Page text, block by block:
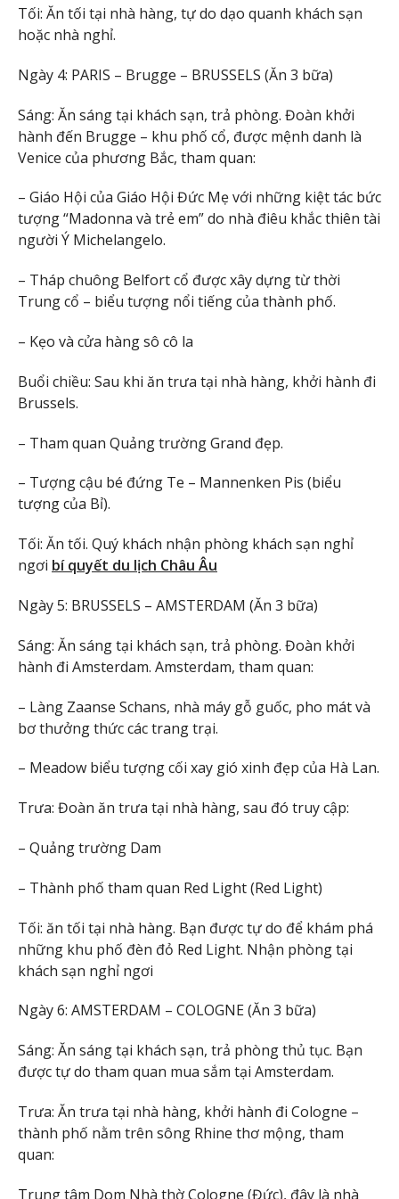
Tối: Ăn tối tại nhà hàng, tự do dạo quanh khách sạn
hoặc nhà nghỉ.
Ngày 4: PARIS – Brugge – BRUSSELS (Ăn 3 bữa)
Sáng: Ăn sáng tại khách sạn, trả phòng. Đoàn khởi
hành đến Brugge – khu phố cổ, được mệnh danh là
Venice của phương Bắc, tham quan:
– Giáo Hội của Giáo Hội Đức Mẹ với những kiệt tác bức
tượng “Madonna và trẻ em” do nhà điêu khắc thiên tài
người Ý Michelangelo.
– Tháp chuông Belfort cổ được xây dựng từ thời
Trung cổ – biểu tượng nổi tiếng của thành phố.
– Kẹo và cửa hàng sô cô la
Buổi chiều: Sau khi ăn trưa tại nhà hàng, khởi hành đi
Brussels.
– Tham quan Quảng trường Grand đẹp.
– Tượng cậu bé đứng Te – Mannenken Pis (biểu
tượng của Bỉ).
Tối: Ăn tối. Quý khách nhận phòng khách sạn nghỉ
ngơi bí quyết du lịch Châu Âu
Ngày 5: BRUSSELS – AMSTERDAM (Ăn 3 bữa)
Sáng: Ăn sáng tại khách sạn, trả phòng. Đoàn khởi
hành đi Amsterdam. Amsterdam, tham quan:
– Làng Zaanse Schans, nhà máy gỗ guốc, pho mát và
bơ thưởng thức các trang trại.
– Meadow biểu tượng cối xay gió xinh đẹp của Hà Lan.
Trưa: Đoàn ăn trưa tại nhà hàng, sau đó truy cập:
– Quảng trường Dam
– Thành phố tham quan Red Light (Red Light)
Tối: ăn tối tại nhà hàng. Bạn được tự do để khám phá
những khu phố đèn đỏ Red Light. Nhận phòng tại
khách sạn nghỉ ngơi
Ngày 6: AMSTERDAM – COLOGNE (Ăn 3 bữa)
Sáng: Ăn sáng tại khách sạn, trả phòng thủ tục. Bạn
được tự do tham quan mua sắm tại Amsterdam.
Trưa: Ăn trưa tại nhà hàng, khởi hành đi Cologne –
thành phố nằm trên sông Rhine thơ mộng, tham
quan:
Trung tâm Dom Nhà thờ Cologne (Đức), đây là nhà